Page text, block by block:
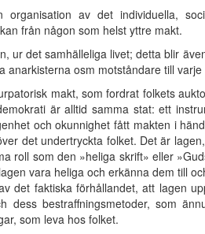
av det individuella,
från någon som helst yttre makt.
ur det samhälleliga livet; detta blir
osm motståndare till
makt, som fordrat folkets
är alltid samma stat: ett
och okunnighet fått makten i
det undertryckta folket. Det är
roll som den »heliga skrift» eller
vara heliga och erkänna dem till
det faktiska förhållandet, att lagen
dess bestraffningsmetoder, som
som leva hos folket.